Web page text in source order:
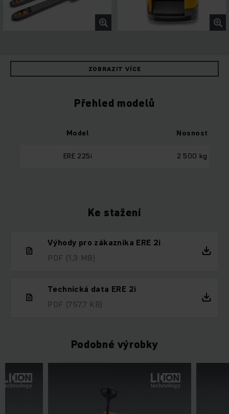
ZOBRAZIT VÍCE
Přehled modelů
Model Nosnost
ERE 225i 2 500 kg
Ke stažení
Výhody pro zákazníka ERE 2i
PDF (1,3 MB)
Technická data ERE 2i
PDF (757,7 KB)
Podobné výrobky